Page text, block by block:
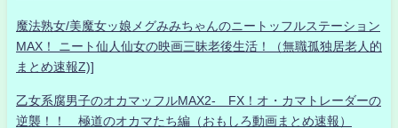
魔法熟女/美魔女ッ娘メグみみちゃんのニートッフルステーション
MAX！ ニート仙人仙女の映画三昧老後生活！（無職孤独居老人的
まとめ速報Z)]
乙女系腐男子のオカマッフルMAX2- FX！オ・カマトレーダーの
逆襲！！ 極道のオカマたち編（おもしろ動画まとめ速報）